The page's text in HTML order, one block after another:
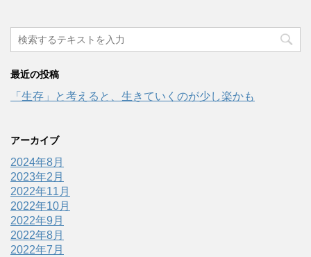
最近の投稿
「生存」と考えると、生きていくのが少し楽かも
アーカイブ
2024年8月
2023年2月
2022年11月
2022年10月
2022年9月
2022年8月
2022年7月